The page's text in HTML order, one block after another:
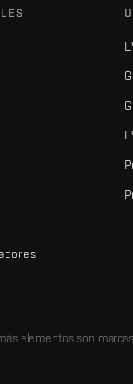
elementos son